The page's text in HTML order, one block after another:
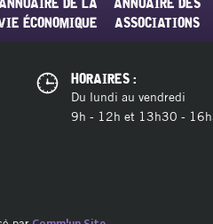
ÉCONOMIQUE
ASSOCIATIONS
HORAIRES :
Du lundi au vendredi
9h - 12h et 13h30 -